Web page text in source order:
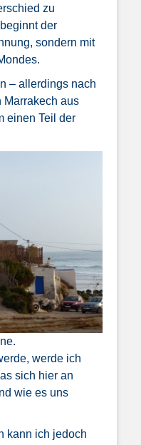
zu
der
sondern mit
– allerdings nach
Marrakech aus
einen Teil der
werde ich
sich hier an
wie es uns
kann ich jedoch